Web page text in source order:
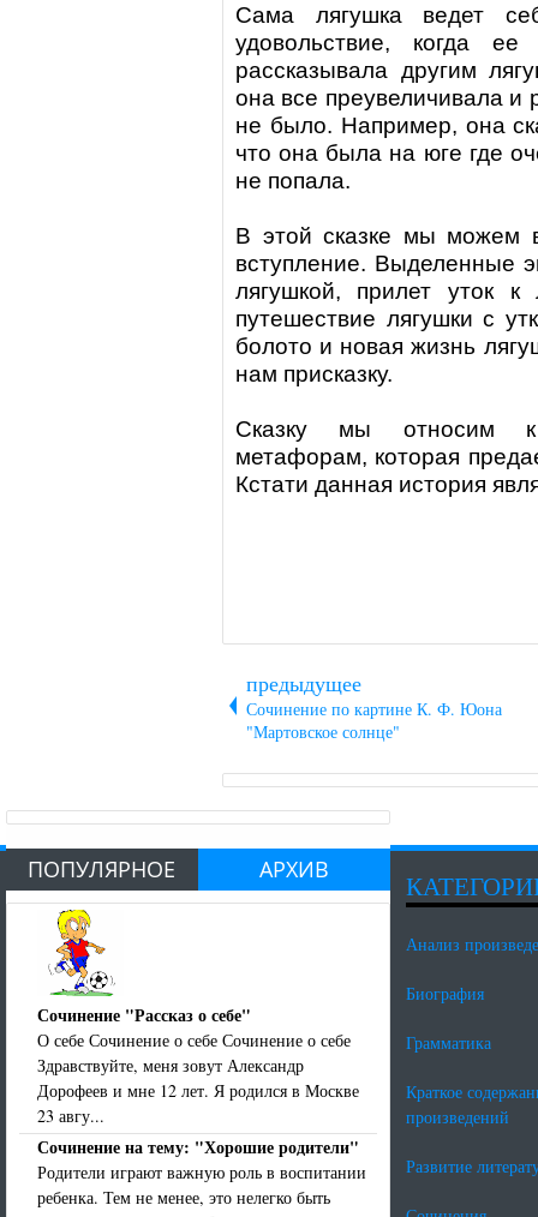
Сама лягушка ведет
удовольствие, когда
рассказывала другим
она все преувеличивала и
не было. Например, она
что она была на юге где
не попала.
В этой сказке мы можем
вступление. Выделенные
лягушкой, прилет уток
путешествие лягушки с
болото и новая жизнь
нам присказку.
Сказкумы относим к
метафорам, которая
Кстати данная история
предыдущее
Сочинение по картине К. Ф. Юона
"Мартовское солнце"
ПОПУЛЯРНОЕ АРХИВ
Сочинение "Рассказ о себе"
О себе Сочинение о себе Сочинение о себе
Здравствуйте, меня зовут Александр
Дорофеев и мне 12 лет. Я родился в Москве
23 авгу...
Сочинение на тему: "Хорошие родители"
Родители играют важную роль в воспитании
ребенка. Тем не менее, это нелегко быть
Анализ
Биография
Грамматика
Краткое
произведений
Развитие